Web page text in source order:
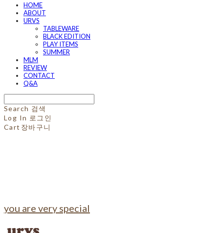
HOME
ABOUT
URVS
TABLEWARE
BLACK EDITION
PLAY ITEMS
SUMMER
MLM
REVIEW
CONTACT
Q&A
Search 검색
Log In 로그인
Cart 장바구니
you are very special